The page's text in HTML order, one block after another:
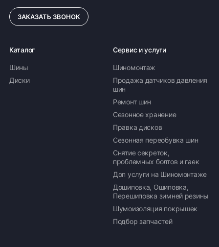
ЗАКАЗАТЬ ЗВОНОК
Каталог
Шины
Диски
Сервис и услуги
Шиномонтаж
Продажа датчиков давления
шин
Ремонт шин
Сезонное хранение
Правка дисков
Сезонная переобувка шин
Снятие секреток,
проблемных болтов и гаек
Доп услуги на Шиномонтаже
Дошиповка, Ошиповка,
Перешиповка зимней резины
Шумоизоляция покрышек
Подбор запчастей